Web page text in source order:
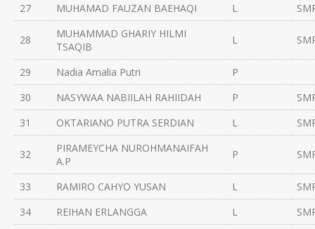
27
MUHAMAD FAUZAN BAEHAQI L
28
MUHAMMAD GHARIY HILMI
TSAQIB
L
29 Nadia Amalia Putri
P
30
NASYWAA NABIILAH RAHIIDAH P
31
OKTARIANO PUTRA SERDIAN L
32
PIRAMEYCHA NUROHMANAIFAH
A.P
P
33 RAMIRO CAHYO YUSAN L
34
REIHAN ERLANGGA L